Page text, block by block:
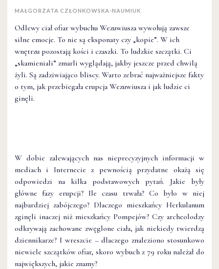
MAŁGORZATA CZŁONKOWSKA-NAUMIUK
Odlewy ciał ofiar wybuchu Wezuwiusza wywołują zawsze
silne emocje. To nie są eksponaty czy „kopie”. W ich
wnętrzu pozostają kości i czaszki. To ludzkie szczątki. Ci
„skamieniali” zmarli wyglądają, jakby jeszcze przed chwilą
żyli. Są zadziwiająco bliscy. Warto zebrać najważniejsze fakty
o tym, jak przebiegała erupcja Wezuwiusza i jak ludzie ci
ginęli.
W dobie zalewających nas nieprecyzyjnych informacji w
mediach i Internecie z pewnością przydatne okażą się
odpowiedzi na kilka podstawowych pytań. Jakie były
główne fazy erupcji? Ile czasu trwała? Co było w niej
najbardziej zabójczego? Dlaczego mieszkańcy Herkulanum
zginęli inaczej niż mieszkańcy Pompejów? Czy archeolodzy
odkrywają zachowane zwęglone ciała, jak niekiedy twierdzą
dziennikarze? I wreszcie – dlaczego znaleziono stosunkowo
niewiele szczątków ofiar, skoro wybuch z 79 roku należał do
największych, jakie znamy?